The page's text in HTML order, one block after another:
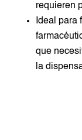
requieren
Ideal para
que
la